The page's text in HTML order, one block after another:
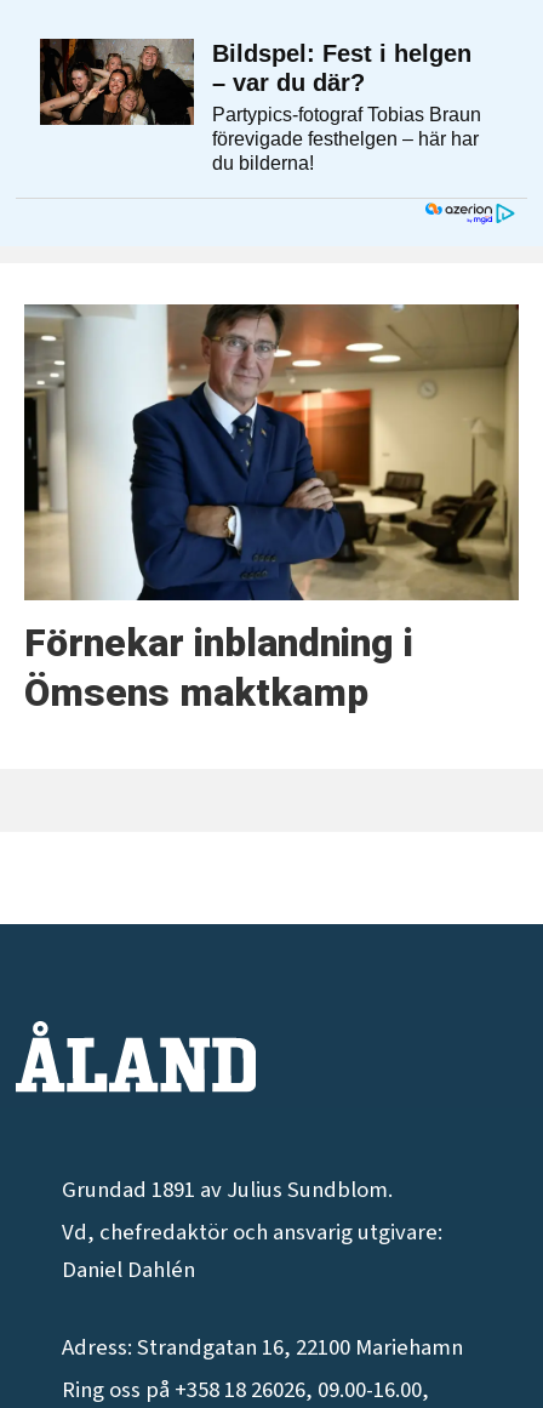
Förnekar inblandning i
Ömsens maktkamp
Grundad 1891 av Julius Sundblom.
Vd, chefredaktör och ansvarig utgivare:
Daniel Dahlén
Adress: Strandgatan 16, 22100 Mariehamn
Ring oss på +358 18 26026, 09.00-16.00,